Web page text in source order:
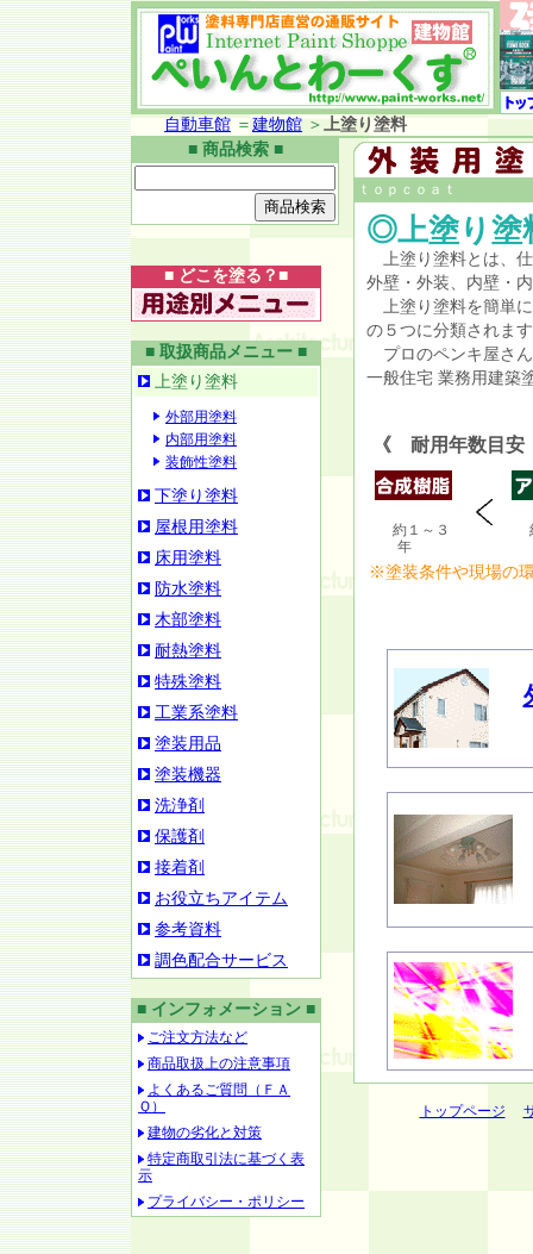
自動車館 ＝ 建物館 ＞ 上塗り塗料
■ 商品検索 ■
■ どこを塗る？■
■ 取扱商品メニュー ■
上塗り塗料
外部用塗料
内部用塗料
装飾性塗料
下塗り塗料
屋根用塗料
床用塗料
防水塗料
木部塗料
耐熱塗料
特殊塗料
工業系塗料
塗装用品
塗装機器
洗浄剤
保護剤
接着剤
お役立ちアイテム
参考資料
調色配合サービス
■ インフォメーション ■
ご注文方法など
商品取扱上の注意事項
よくあるご質問（ＦＡ
Ｑ）
建物の劣化と対策
特定商取引法に基づく表
示
プライバシー・ポリシー
ｔｏｐｃｏａｔ
◎上塗り塗
上塗り塗料とは、
外壁・外装、内壁・
上塗り塗料を簡単
の５つに分類されま
プロのペンキ屋さ
一般住宅 業務用建築
《 耐用年数目
約１～３
年
※塗装条件や現場の
トップページ